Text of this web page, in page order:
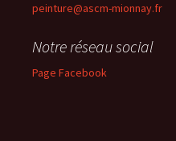
peinture@ascm-mionnay.fr
Notre réseau social
Page Facebook